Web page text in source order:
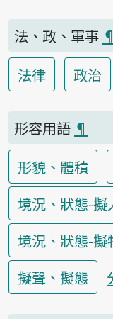
法、政、軍事 ¶
法律
政治
形容用語 ¶
形貌、體積
境況、狀態-擬
境況、狀態-擬
擬聲、擬態